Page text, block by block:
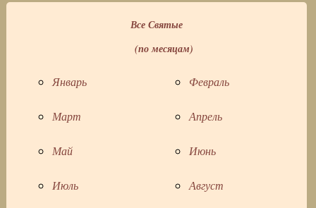
Все Святые
(по месяцам)
Январь Февраль
Март Апрель
Май Июнь
Июль Август